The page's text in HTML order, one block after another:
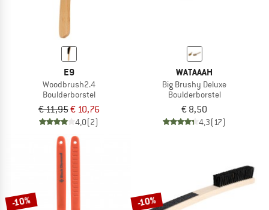
E9
Woodbrush2.4
Boulderborstel
€ 11,95€ 10,76
4,0(2)
WATAAAH
Big Brushy Deluxe
Boulderborstel
€ 8,50
4,3(17)
-10% -10%